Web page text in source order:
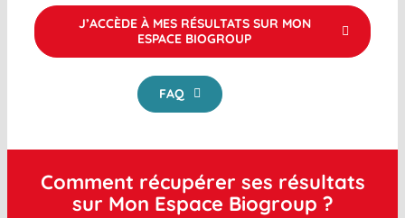
J’ACCÈDE À MES RÉSULTATS SUR MON
ESPACE BIOGROUP
FAQ
Comment récupérer ses résultats
sur Mon Espace Biogroup ?